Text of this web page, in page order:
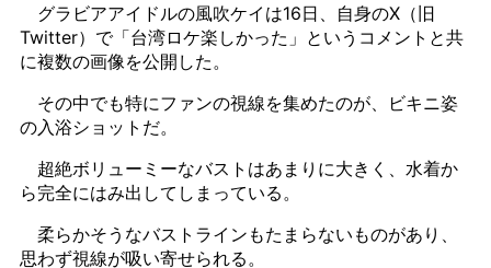
グラビアアイドルの風吹ケイは16日、自身のX（旧
Twitter）で「台湾ロケ楽しかった」というコメントと共
に複数の画像を公開した。
その中でも特にファンの視線を集めたのが、ビキニ姿
の入浴ショットだ。
超絶ボリューミーなバストはあまりに大きく、水着か
ら完全にはみ出してしまっている。
柔らかそうなバストラインもたまらないものがあり、
思わず視線が吸い寄せられる。